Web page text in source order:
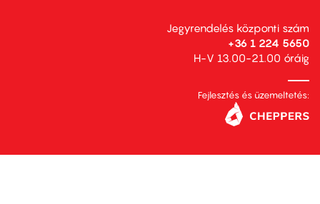
Jegyrendelés központi szám
+36 1 224 5650
H-V 13.00-21.00 óráig
Fejlesztés és üzemeltetés: